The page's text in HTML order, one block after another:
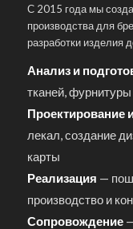
С 2015 года мы
производства для
разработки изделия
Анализ и
тканей,
Проектирование
лекал, создание
карты
Реализация —
производство и
Сопровождение—